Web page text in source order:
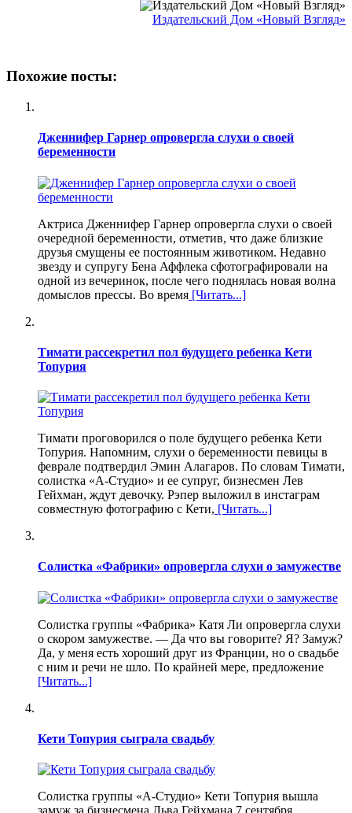
Издательский Дом «Новый Взгляд»
Похожие посты:
Дженнифер Гарнер опровергла слухи о своей
беременности
Актриса Дженнифер Гарнер опровергла слухи о своей
очередной беременности, отметив, что даже близкие
друзья смущены ее постоянным животиком. Недавно
звезду и супругу Бена Аффлека сфотографировали на
одной из вечеринок, после чего поднялась новая волна
домыслов прессы. Во время [Читать...]
Тимати рассекретил пол будущего ребенка Кети
Топурия
Тимати проговорился о поле будущего ребенка Кети
Топурия. Напомним, слухи о беременности певицы в
феврале подтвердил Эмин Алагаров. По словам Тимати,
солистка «А-Студио» и ее супруг, бизнесмен Лев
Гейхман, ждут девочку. Рэпер выложил в инстаграм
совместную фотографию с Кети, [Читать...]
Солистка «Фабрики» опровергла слухи о замужестве
Солистка группы «Фабрика» Катя Ли опровергла слухи
о скором замужестве. — Да что вы говорите? Я? Замуж?
Да, у меня есть хороший друг из Франции, но о свадьбе
с ним и речи не шло. По крайней мере, предложение
[Читать...]
Кети Топурия сыграла свадьбу
Солистка группы «А-Студио» Кети Топурия вышла